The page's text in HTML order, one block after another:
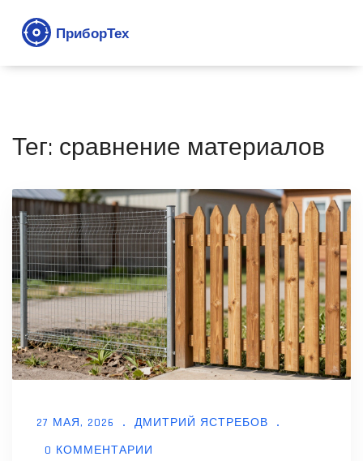
Тег: сравнение материалов
27 МАЯ, 2026
ДМИТРИЙ ЯСТРЕБОВ
0 КОММЕНТАРИИ